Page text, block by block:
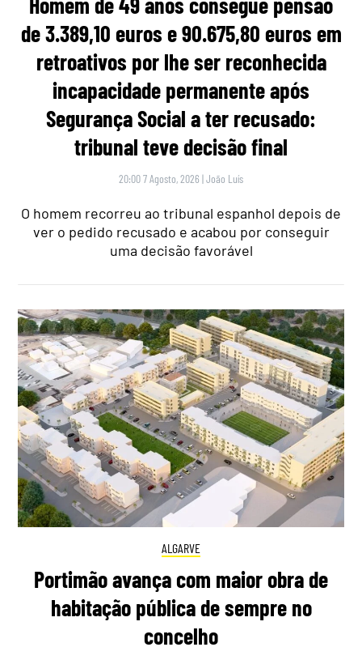
de 3.389,10 euros e 90.675,80 euros em
retroativos por lhe ser reconhecida
incapacidade permanente após
Segurança Social a ter recusado:
tribunal teve decisão final
20:00 7 Agosto, 2026 |João Luís
O homem recorreu ao tribunal espanhol depois de
ver o pedido recusado e acabou por conseguir
uma decisão favorável
ALGARVE
Portimão avança com maior obra de
habitação pública de sempre no
concelho